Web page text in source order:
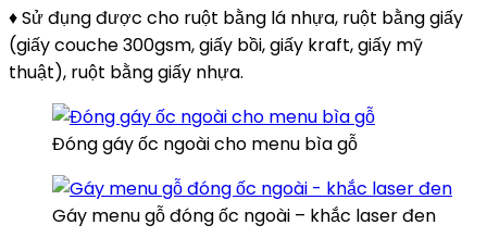
♦ Sử đụng được cho ruột bằng lá nhựa, ruột bằng giấy
(giấy couche 300gsm, giấy bồi, giấy kraft, giấy mỹ
thuật), ruột bằng giấy nhựa.
Đóng gáy ốc ngoài cho menu bìa gỗ
Gáy menu gỗ đóng ốc ngoài – khắc laser đen